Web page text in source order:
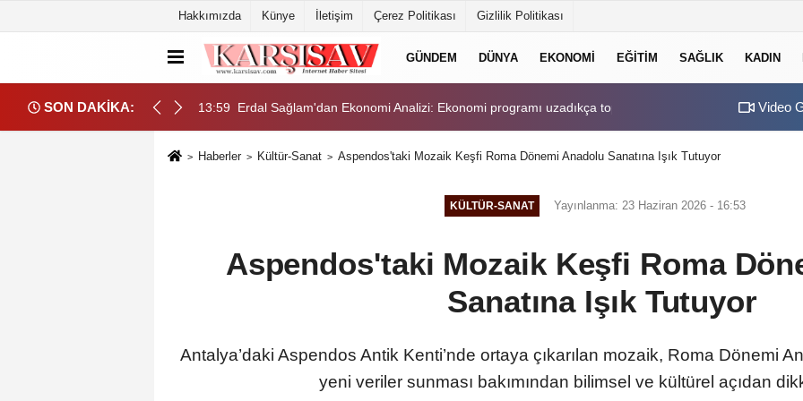
Hakkımızda Künye İletişim Çerez Politikası Gizlilik Politikası
GÜNDEM DÜNYA EKONOMI EĞITIM SAĞLIK KADIN
SON DAKİKA:
programı uzadıkça toplumsal maliyeti büyüyor
03:03 Mamak'ta Lavanta Şenliği renkli görüntülere sahne oldu Öğrenci affını
Video
Haberler Kültür-Sanat Aspendos'taki Mozaik Keşfi Roma Dönemi Anadolu Sanatına Işık Tutuyor
KÜLTÜR-SANAT Yayınlanma: 23 Haziran 2026 - 16:53
Aspendos'taki Mozaik Keşfi Roma
Sanatına Işık Tutuyor
Antalya’daki Aspendos Antik Kenti’nde ortaya çıkarılan mozaik, Roma Dönemi
yeni veriler sunması bakımından bilimsel ve kültürel açıdan